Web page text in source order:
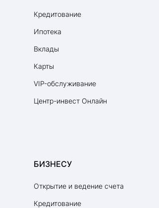
Кредитование
Ипотека
Вклады
Карты
VIP-обслуживание
Центр-инвест Онлайн
БИЗНЕСУ
Открытие и ведение счета
Кредитование